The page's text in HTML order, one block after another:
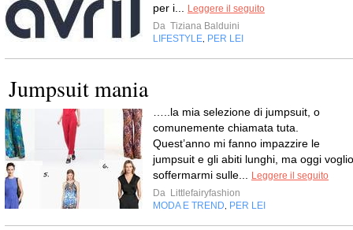
per i...
Leggere il seguito
Da Tiziana Balduini
LIFESTYLE PER LEI
Jumpsuit mania
…..la mia selezione di jumpsuit, o
comunemente chiamata tuta.
Quest’anno mi fanno impazzire le
jumpsuit e gli abiti lunghi, ma oggi voglio
soffermarmi sulle...
Leggere il seguito
Da Littlefairyfashion
MODA E TREND
PER LEI